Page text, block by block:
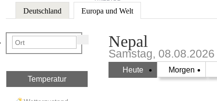
Deutschland Europa und Welt
Temperatur
Nepal
Samstag, 08.08.2026
Heute Morgen